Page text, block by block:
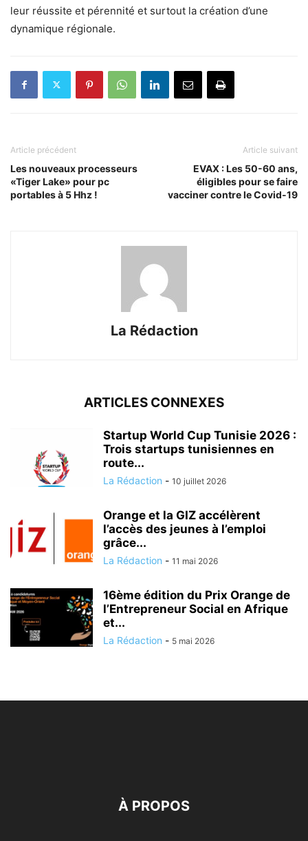
leur réussite et pérennité et surtout la création d’une
dynamique régionale.
Article précédent
Les nouveaux processeurs
«Tiger Lake» pour pc
portables à 5 Hhz !
Article suivant
EVAX : Les 50-60 ans,
éligibles pour se faire
vacciner contre le Covid-19
La Rédaction
ARTICLES CONNEXES
Startup World Cup Tunisie 2026 :
Trois startups tunisiennes en
route...
La Rédaction - 10 juillet 2026
Orange et la GIZ accélèrent
l’accès des jeunes à l’emploi
grâce...
La Rédaction - 11 mai 2026
16ème édition du Prix Orange de
l’Entrepreneur Social en Afrique
et...
La Rédaction - 5 mai 2026
À PROPOS